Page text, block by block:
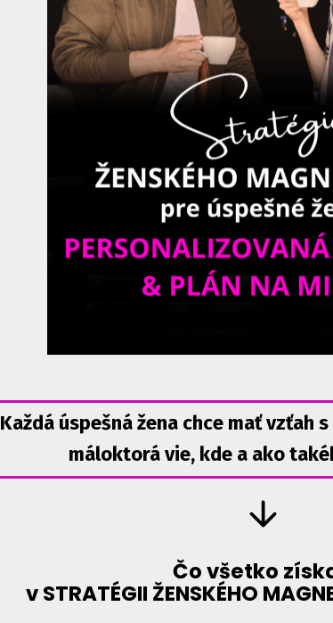
Každá úspešná žena chce mať vzťah s
máloktorá vie, kde a ako
Čo všetko
v STRATÉGII ŽENSKÉHO